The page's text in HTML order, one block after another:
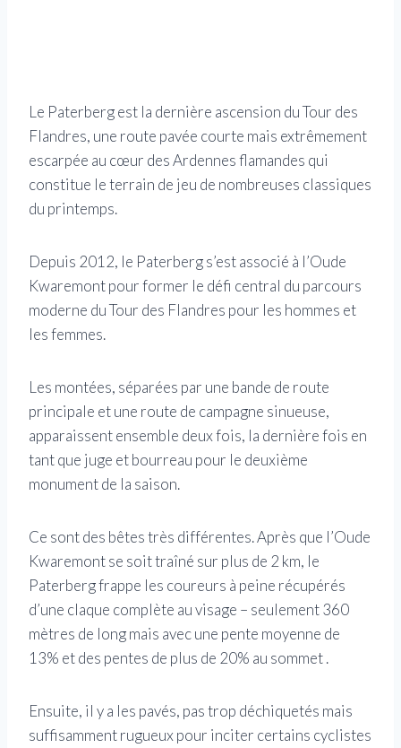
Le Paterberg est la dernière ascension du Tour des
Flandres, une route pavée courte mais extrêmement
escarpée au cœur des Ardennes flamandes qui
constitue le terrain de jeu de nombreuses classiques
du printemps.
Depuis 2012, le Paterberg s’est associé à l’Oude
Kwaremont pour former le défi central du parcours
moderne du Tour des Flandres pour les hommes et
les femmes.
Les montées, séparées par une bande de route
principale et une route de campagne sinueuse,
apparaissent ensemble deux fois, la dernière fois en
tant que juge et bourreau pour le deuxième
monument de la saison.
Ce sont des bêtes très différentes. Après que l’Oude
Kwaremont se soit traîné sur plus de 2 km, le
Paterberg frappe les coureurs à peine récupérés
d’une claque complète au visage – seulement 360
mètres de long mais avec une pente moyenne de
13% et des pentes de plus de 20% au sommet .
Ensuite, il y a les pavés, pas trop déchiquetés mais
suffisamment rugueux pour inciter certains cyclistes